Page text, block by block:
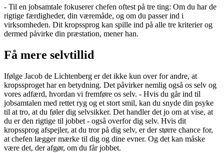
- Til en jobsamtale fokuserer chefen oftest på tre ting: Om du har de
rigtige færdigheder, din væremåde, og om du passer ind i
virksomheden. Dit kropssprog kan spille ind på alle tre kriterier og
dermed påvirke din præstation, mener han.
Få mere selvtillid
Ifølge Jacob de Lichtenberg er det ikke kun over for andre, at
kropssproget har en betydning. Det påvirker nemlig også os selv og
vores adfærd, hvordan vi fremføre os selv. - Hvis du går ind til
jobsamtalen med rettet ryg og et stort smil, kan du snyde din psyke
til at tro, at du føler dig selvsikker. Det handler det jo om at vise, at
du er den rigtige til jobbet - også overfor dig selv. Hvis dit
kropssprog afspejler, at du tror på dig selv, er der større chance for,
at chefen lægger mærke til dig og dine evner. Og det kan måske
være det, der afgør, om du får jobbet.